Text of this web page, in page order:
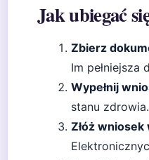
Jak ubiegać
Zbierz
Im
Wypełnij
stanu zdrowia.
Złóż wniosek